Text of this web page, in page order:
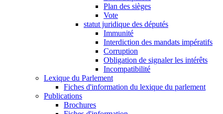
Plan des sièges
Vote
statut juridique des députés
Immunité
Interdiction des mandats impératifs
Corruption
Obligation de signaler les intérêts
Incompatibilité
Lexique du Parlement
Fiches d'information du lexique du parlement
Publications
Brochures